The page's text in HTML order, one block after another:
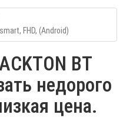
FHD, (Android)
BT
недорого
цена.